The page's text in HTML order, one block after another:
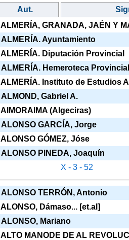
Aut.
ALMERÍA, GRANADA, JAÉN Y
ALMERÍA. Ayuntamiento
ALMERÍA. Diputación Provincial
ALMERÍA. Hemeroteca
ALMERÍA. Instituto de Estudios
ALMOND, Gabriel A.
AlMORAIMA (Algeciras)
ALONSO GARCÍA, Jorge
ALONSO GÓMEZ, Jóse
ALONSO PINEDA, Joaquín
X - 3 - 52
ALONSO TERRÓN, Antonio
ALONSO, Dámaso... [et.al]
ALONSO, Mariano
ALTO MANODE DE AL